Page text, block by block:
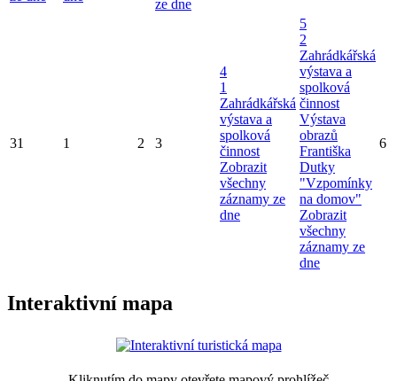
ze dne
31 1 2 3
4
1
Zahrádkářská
výstava a
spolková
činnost
Zobrazit
všechny
záznamy ze
dne
5
2
Zahrádkářská
výstava a
spolková
činnost
Výstava
obrazů
Františka
Dutky
"Vzpomínky
na domov"
Zobrazit
všechny
záznamy ze
dne
6
Interaktivní mapa